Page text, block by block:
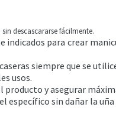
descascararse fácilmente.
para crear
siempre que se
usos.
producto y asegurar
específico sin dañar la